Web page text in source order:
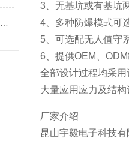
3、无基坑或有基坑
4、多种防爆模式可
5、可选配无人值守
6、提供OEM、
全部设计过程均采
大量应用应力及结
厂家介绍
昆山宇毅电子科技